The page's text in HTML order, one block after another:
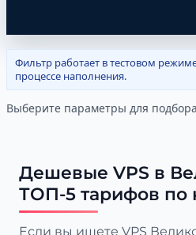
Фильтр работает в тестовом
процессе наполнения.
Выберите параметры для
Дешевые VPS в
ТОП-5 тарифов по
Если вы ищете VPS